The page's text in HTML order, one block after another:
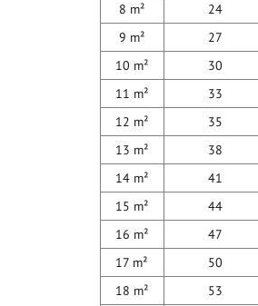
8 m²
24
9 m²
27
10 m²
30
11 m²
33
12 m²
35
13 m²
38
14 m²
41
15 m²
44
16 m²
47
17 m²
50
18 m²
53